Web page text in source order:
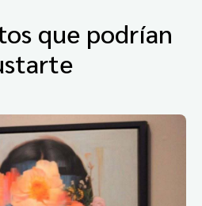
que podrían